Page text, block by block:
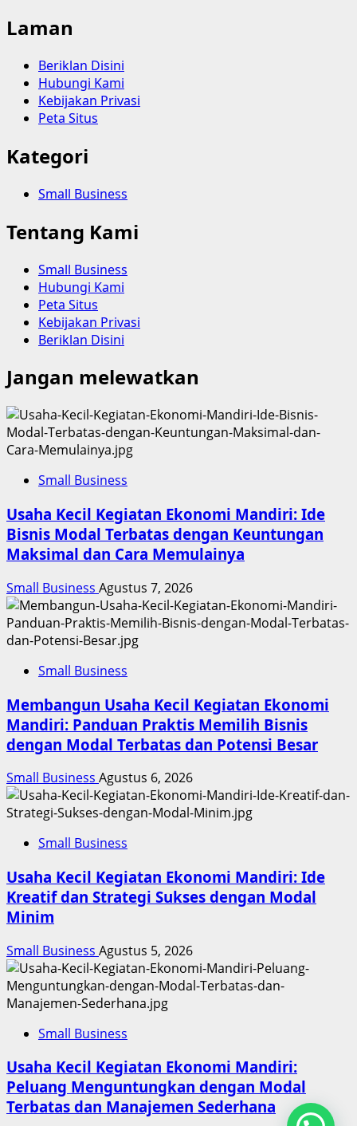
Laman
Beriklan Disini
Hubungi Kami
Kebijakan Privasi
Peta Situs
Kategori
Small Business
Tentang Kami
Small Business
Hubungi Kami
Peta Situs
Kebijakan Privasi
Beriklan Disini
Jangan melewatkan
Small Business
Usaha Kecil Kegiatan Ekonomi Mandiri: Ide
Bisnis Modal Terbatas dengan Keuntungan
Maksimal dan Cara Memulainya
Small Business Agustus 7, 2026
Small Business
Membangun Usaha Kecil Kegiatan Ekonomi
Mandiri: Panduan Praktis Memilih Bisnis
dengan Modal Terbatas dan Potensi Besar
Small Business Agustus 6, 2026
Small Business
Usaha Kecil Kegiatan Ekonomi Mandiri: Ide
Kreatif dan Strategi Sukses dengan Modal
Minim
Small Business Agustus 5, 2026
Small Business
Usaha Kecil Kegiatan Ekonomi Mandiri:
Peluang Menguntungkan dengan Modal
Terbatas dan Manajemen Sederhana